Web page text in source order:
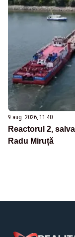
9 aug. 2026, 11:40
Reactorul 2,
Radu Miruță